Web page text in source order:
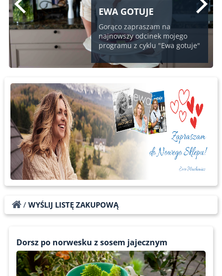
EWA GOTUJE
Gorąco zapraszam na
najnowszy odcinek mojego
programu z cyklu "Ewa gotuje"
/ WYŚLIJ LISTĘ ZAKUPOWĄ
Dorsz po norwesku z sosem jajecznym